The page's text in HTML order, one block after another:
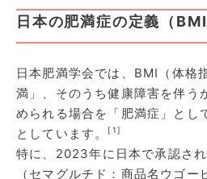
日本の肥満症の定義（BMI
日本肥満学会では、BMI（体格
満」、そのうち健康障害を伴う
められる場合を「肥満症」とし
としています。
[1]
特に、2023年に日本で承認さ
（セマグルチド：商品名ウゴ